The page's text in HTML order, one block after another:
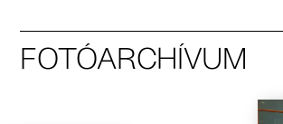
FOTÓARCHÍVUM